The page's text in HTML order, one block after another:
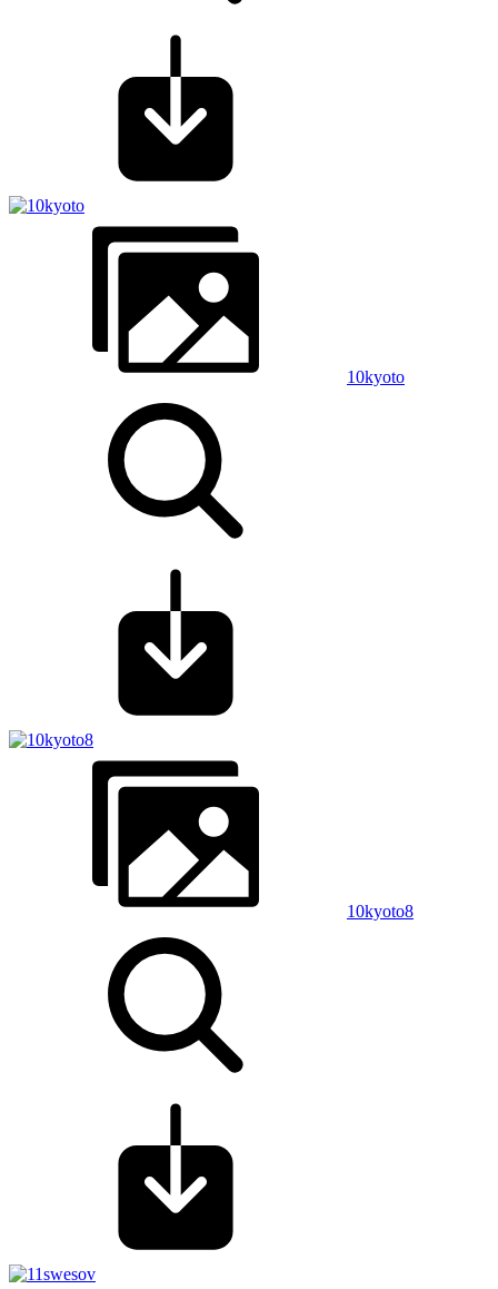
10kyoto
10kyoto8